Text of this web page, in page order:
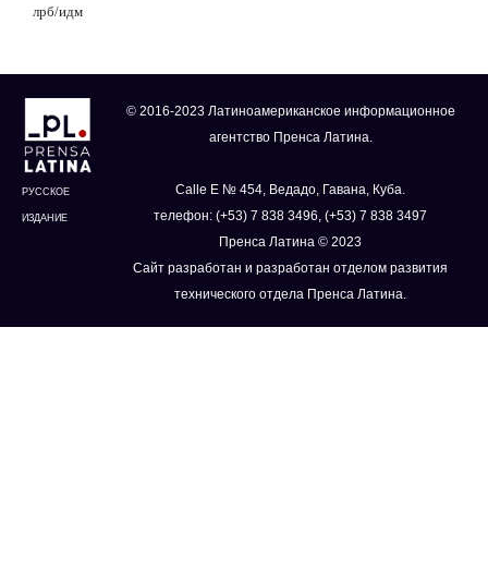
лрб/идм
РУССКОЕ
ИЗДАНИЕ
© 2016-2023 Латиноамериканское информационное
агентство Пренса Латина.
Calle E № 454, Ведадо, Гавана, Куба.
телефон: (+53) 7 838 3496, (+53) 7 838 3497
Пренса Латина © 2023
Сайт разработан и разработан отделом развития
технического отдела Пренса Латина.